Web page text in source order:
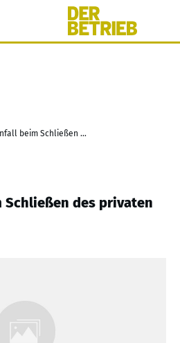
Arbeitsunfall beim Schließen des privaten Tores?
des privaten